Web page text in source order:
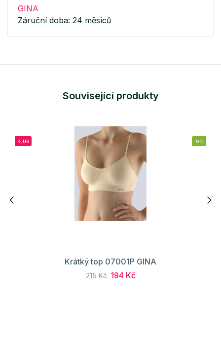
GINA
Záruční doba: 24 měsíců
Související produkty
KLUB -9%
Krátký top 07001P GINA
215 Kč 194 Kč